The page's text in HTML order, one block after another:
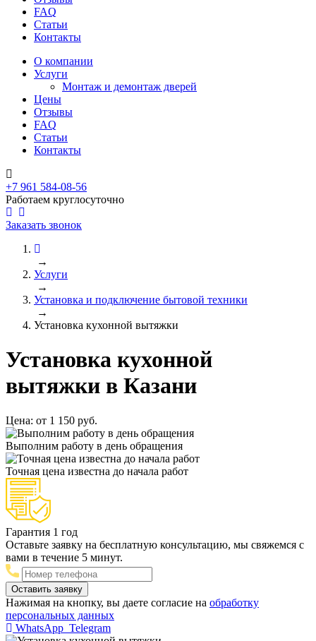
FAQ
Статьи
Контакты
О компании
Услуги
Монтаж и демонтаж дверей
Цены
Отзывы
FAQ
Статьи
Контакты
+7 961 584-08-56
Работаем круглосуточно
Заказать звонок
→
Услуги
→
Установка и подключение бытовой техники
→
Установка кухонной вытяжки
Установка кухонной
вытяжки в Казани
Цена: от 1 150 руб.
Выполним работу в день обращения
Точная цена известна до начала работ
Гарантия 1 год
Оставьте заявку на бесплатную консультацию, мы свяжемся с
вами в течение 5 минут.
Нажимая на кнопку, вы даете согласие на обработку
персональных данных
WhatsApp Telegram